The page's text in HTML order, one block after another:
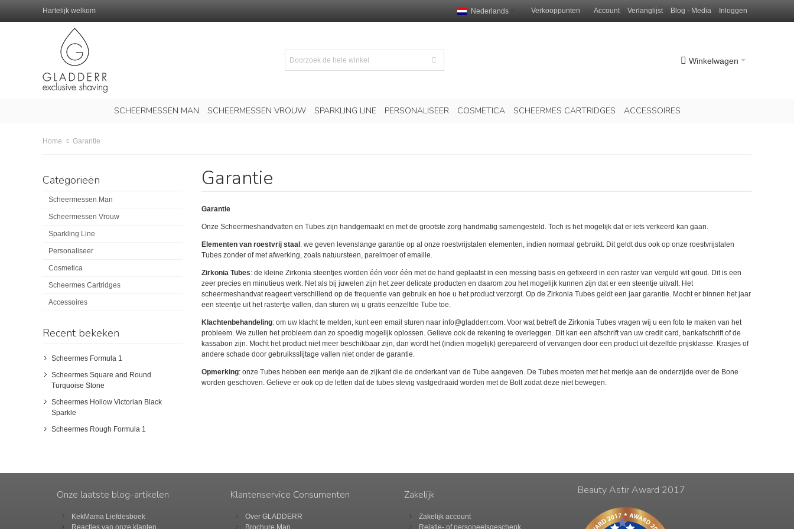
Hartelijk welkom Account Verlanglijst Blog - Media Inloggen
Verkooppunten
Nederlands
Winkelwagen
SCHEERMESSEN MAN SCHEERMESSEN VROUW SPARKLING LINE PERSONALISEER COSMETICA SCHEERMES CARTRIDGES ACCESSOIRES
Home Garantie
Garantie
Garantie
Onze Scheermeshandvatten en Tubes zijn handgemaakt en met de grootste zorg handmatig samengesteld. Toch is het mogelijk dat er iets verkeerd kan gaan.
Elementen van roestvrij staal : we geven levenslange garantie op al onze roestvrijstalen elementen, indien normaal gebruikt. Dit geldt dus ook op onze roestvrijstalen
Tubes zonder of met afwerking, zoals natuursteen, parelmoer of emaille.
Zirkonia Tubes: de kleine Zirkonia steentjes worden één voor één met de hand geplaatst in een messing basis en gefixeerd in een raster van verguld wit goud. Dit is een
zeer precies en minutieus werk. Net als bij juwelen zijn het zeer delicate producten en daarom zou het mogelijk kunnen zijn dat er een steentje uitvalt. Het
scheermeshandvat reageert verschillend op de frequentie van gebruik en hoe u het product verzorgt. Op de Zirkonia Tubes geldt een jaar garantie. Mocht er binnen het jaar
een steentje uit het rastertje vallen, dan sturen wij u gratis eenzelfde Tube toe.
Klachtenbehandeling: om uw klacht te melden, kunt een email sturen naar info@gladderr.com. Voor wat betreft de Zirkonia Tubes vragen wij u een foto te maken van het
probleem. We zullen het probleem dan zo spoedig mogelijk oplossen. Gelieve ook de rekening te overleggen. Dit kan een afschrift van uw credit card, bankafschrift of de
kassabon zijn. Mocht het product niet meer beschikbaar zijn, dan wordt het (indien mogelijk) gerepareerd of vervangen door een product uit dezelfde prijsklasse. Krasjes of
andere schade door gebruiksslijtage vallen niet onder de garantie.
Opmerking: onze Tubes hebben een merkje aan de zijkant die de onderkant van de Tube aangeven. De Tubes moeten met het merkje aan de onderzijde over de Bone
worden geschoven. Gelieve er ook op de letten dat de tubes stevig vastgedraaid worden met de Bolt zodat deze niet bewegen.
Categorieën
Scheermessen Man
Scheermessen Vrouw
Sparkling Line
Personaliseer
Cosmetica
Scheermes Cartridges
Accessoires
Recent bekeken
Scheermes Formula 1
Scheermes Square and Round
Turquoise Stone
Scheermes Hollow Victorian Black
Sparkle
Scheermes Rough Formula 1
Onze laatste blog-artikelen
KekMama Liefdesboek
Reacties van onze klanten...
Klantenservice Consumenten
Over GLADDERR
Brochure Man
Zakelijk
Zakelijk account
Relatie- of personeelsgeschenk
Beauty Astir Award 2017